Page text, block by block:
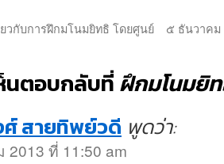
วกับการฝึกมโนมยิทธิ โดยศูนย์
๕ ธันวาค
นตอบกลับที่ฝึกมโนมยิ
สายทิพย์วดี พูดว่า:
2013 ที่ 11:50 am